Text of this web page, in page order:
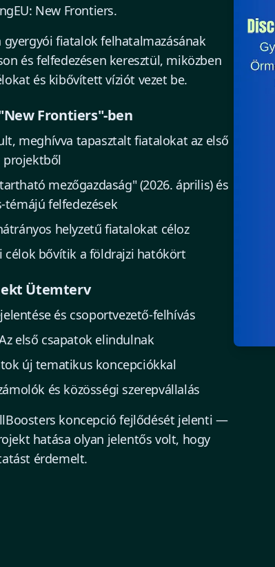
New Frontiers.
gyergyói fiatalok felhatalmazásának
és felfedezésen keresztül, miközben
és kibővített víziót vezet be.
Frontiers"-ben
meghívva tapasztalt fiatalokat az első
projektből
mezőgazdaság" (2026. április) és
témájú felfedezések
helyzetű fiatalokat céloz
célok bővítik a földrajzi hatókört
Ütemterv
és csoportvezető-felhívás
első csapatok elindulnak
új tematikus koncepciókkal
és közösségi szerepvállalás
koncepció fejlődését jelenti —
hatása olyan jelentős volt, hogy
érdemelt.